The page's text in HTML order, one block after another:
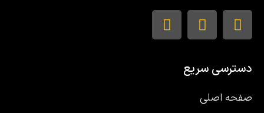
دسترسی سریع
صفحه اصلی